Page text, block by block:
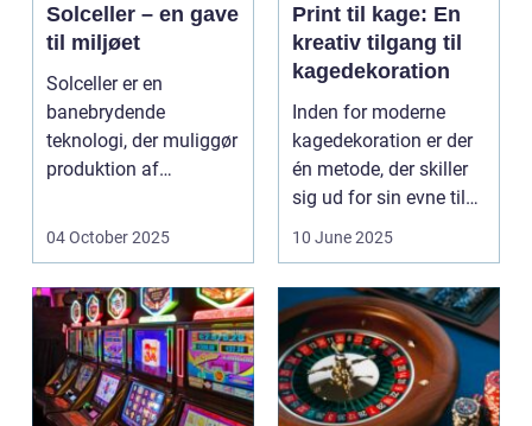
Solceller – en gave
til miljøet
Solceller er en
banebrydende
teknologi, der muliggør
produktion af
udnytt...
04 October 2025
Print til kage: En
kreativ tilgang til
kagedekoration
Inden for moderne
kagedekoration er der
én metode, der skiller
sig ud for sin evne til
10 June 2025